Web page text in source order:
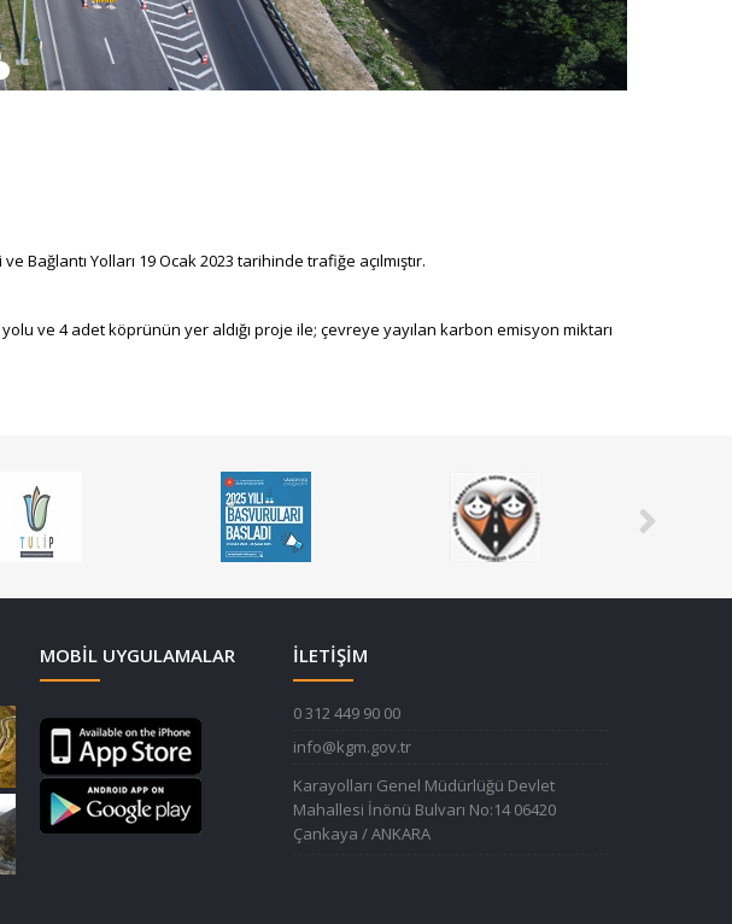
Yolları 19 Ocak 2023 tarihinde trafiğe açılmıştır.
ve 4 adet köprünün yer aldığı proje ile; çevreye yayılan karbon emisyon miktarı
MOBIL UYGULAMALAR İLETİŞİM
0 312 449 90 00
info@kgm.gov.tr
Karayolları Genel Müdürlüğü Devlet
Mahallesi İnönü Bulvarı No:14 06420
Çankaya / ANKARA